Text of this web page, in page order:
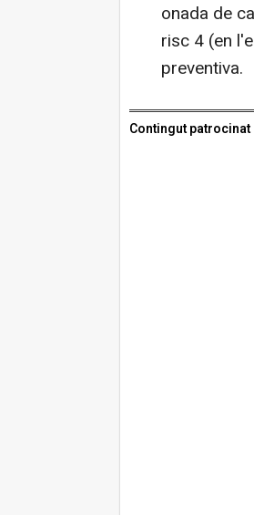
onada de
risc 4 (en
preventiva.
Contingut patrocinat